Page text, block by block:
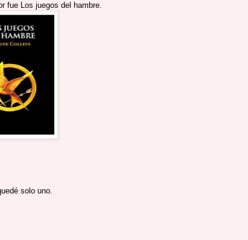
fue Los juegos del hambre.
solo uno.